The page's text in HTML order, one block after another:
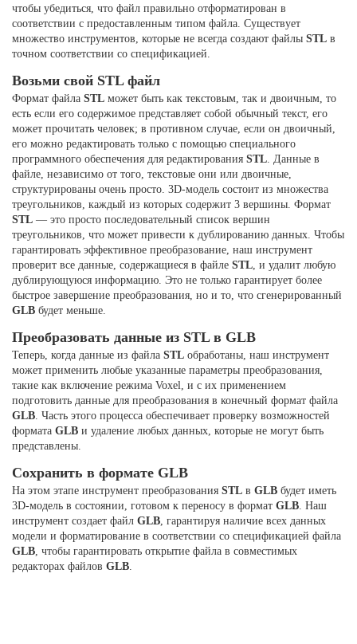
чтобы убедиться, что файл правильно отформатирован в
соответствии с предоставленным типом файла. Существует
множество инструментов, которые не всегда создают файлы STL в
точном соответствии со спецификацией.
Возьми свой STL файл
Формат файла STL может быть как текстовым, так и двоичным, то
есть если его содержимое представляет собой обычный текст, его
может прочитать человек; в противном случае, если он двоичный,
его можно редактировать только с помощью специального
программного обеспечения для редактирования STL. Данные в
файле, независимо от того, текстовые они или двоичные,
структурированы очень просто. 3D-модель состоит из множества
треугольников, каждый из которых содержит 3 вершины. Формат
STL — это просто последовательный список вершин
треугольников, что может привести к дублированию данных. Чтобы
гарантировать эффективное преобразование, наш инструмент
проверит все данные, содержащиеся в файле STL, и удалит любую
дублирующуюся информацию. Это не только гарантирует более
быстрое завершение преобразования, но и то, что сгенерированный
GLB будет меньше.
Преобразовать данные из STL в GLB
Теперь, когда данные из файла STL обработаны, наш инструмент
может применить любые указанные параметры преобразования,
такие как включение режима Voxel, и с их применением
подготовить данные для преобразования в конечный формат файла
GLB. Часть этого процесса обеспечивает проверку возможностей
формата GLB и удаление любых данных, которые не могут быть
представлены.
Сохранить в формате GLB
На этом этапе инструмент преобразования STL в GLB будет иметь
3D-модель в состоянии, готовом к переносу в формат GLB. Наш
инструмент создает файл GLB, гарантируя наличие всех данных
модели и форматирование в соответствии со спецификацией файла
GLB, чтобы гарантировать открытие файла в совместимых
редакторах файлов GLB.